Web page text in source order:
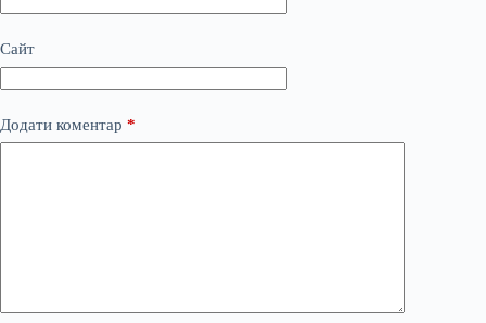
Сайт
Додати коментар *